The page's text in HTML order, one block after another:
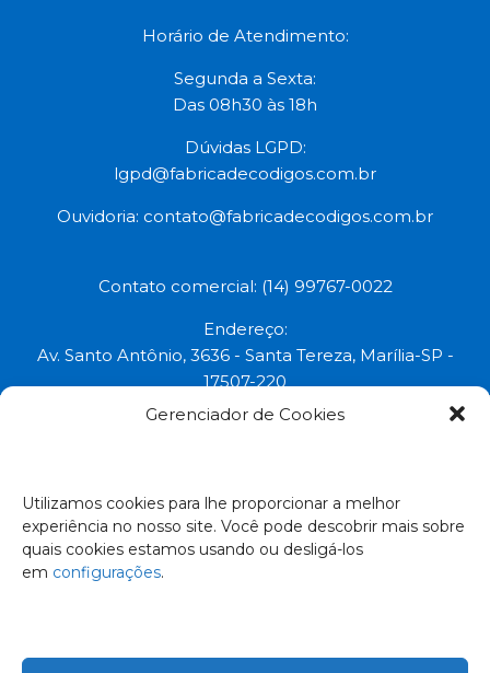
Gerenciador de Cookies
Utilizamos cookies para lhe proporcionar a melhor
experiência no nosso site. Você pode descobrir mais sobre
quais cookies estamos usando ou desligá-los
em configurações.
Horário de Atendimento:
Segunda a Sexta:
Das 08h30 às 18h
Dúvidas LGPD:
lgpd@fabricadecodigos.com.br
Ouvidoria: contato@fabricadecodigos.com.br
Contato comercial: (14) 99767-0022
Endereço:
Av. Santo Antônio, 3636 - Santa Tereza, Marília-SP -
17507-220
Todos os direitos reservados © 2023.
Empresa Certificada: